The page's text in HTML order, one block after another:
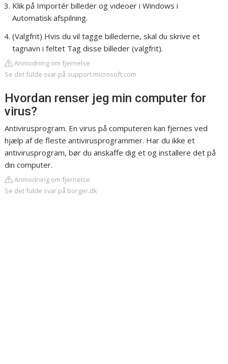
Klik på Importér billeder og videoer i Windows i
Automatisk afspilning.
(Valgfrit) Hvis du vil tagge billederne, skal du skrive et
tagnavn i feltet Tag disse billeder (valgfrit).
Anmodning om fjernelse
Se det fulde svar på support.microsoft.com
Hvordan renser jeg min computer for
virus?
Antivirusprogram. En virus på computeren kan fjernes ved
hjælp af de fleste antivirusprogrammer. Har du ikke et
antivirusprogram, bør du anskaffe dig et og installere det på
din computer.
Anmodning om fjernelse
Se det fulde svar på borger.dk